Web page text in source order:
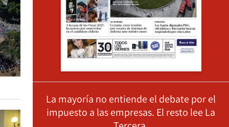
La mayoría no entiende el debate por el
impuesto a las empresas. El resto lee La